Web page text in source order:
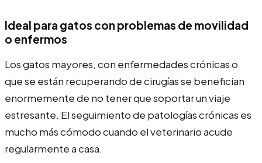
Ideal para gatos con problemas de movilidad
o enfermos
Los gatos mayores, con enfermedades crónicas o
que se están recuperando de cirugías se benefician
enormemente de no tener que soportar un viaje
estresante. El seguimiento de patologías crónicas es
mucho más cómodo cuando el veterinario acude
regularmente a casa.